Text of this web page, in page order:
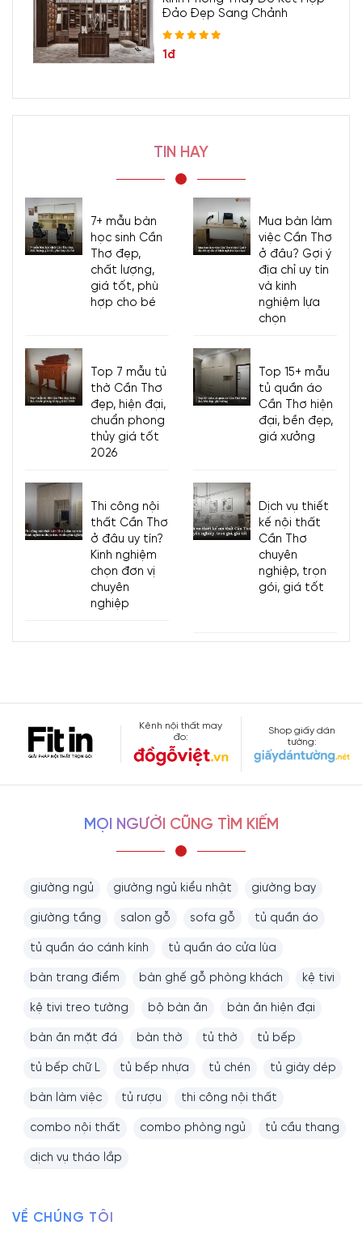
Đảo Đẹp Sang Chảnh
1đ
TIN HAY
7+ mẫu bàn
học sinh Cần
Thơ đẹp,
chất lượng,
giá tốt, phù
hợp cho bé
Mua bàn làm
việc Cần Thơ
ở đâu? Gợi ý
địa chỉ uy tín
và kinh
nghiệm lựa
chọn
Top 7 mẫu tủ
thờ Cần Thơ
đẹp, hiện đại,
chuẩn phong
thủy giá tốt
2026
Top 15+ mẫu
tủ quần áo
Cần Thơ hiện
đại, bền đẹp,
giá xưởng
Thi công nội
thất Cần Thơ
ở đâu uy tín?
Kinh nghiệm
chọn đơn vị
chuyên
nghiệp
Dịch vụ thiết
kế nội thất
Cần Thơ
chuyên
nghiệp, trọn
gói, giá tốt
Kênh nội thất may
đo:
Shop giấy dán
tường:
MỌI NGƯỜI CŨNG TÌM KIẾM
giường ngủ giường ngủ kiểu nhật giường bay
giường tầng salon gỗ sofa gỗ tủ quần áo
tủ quần áo cánh kính tủ quần áo cửa lùa
bàn trang điểm bàn ghế gỗ phòng khách kệ tivi
kệ tivi treo tường bộ bàn ăn bàn ăn hiện đại
bàn ăn mặt đá bàn thờ tủ thờ tủ bếp
tủ bếp chữ L tủ bếp nhựa tủ chén tủ giày dép
bàn làm việc tủ rượu thi công nội thất
combo nội thất combo phòng ngủ tủ cầu thang
dịch vụ tháo lắp
VỀ CHÚNG TÔI